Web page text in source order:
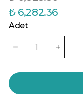
₺ 6,282.36
Adet